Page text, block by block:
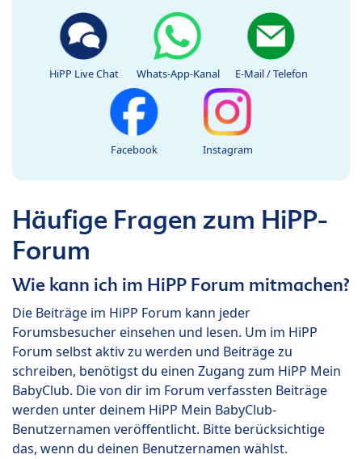
HiPP Live Chat Whats-App-Kanal E-Mail / Telefon
Facebook Instagram
Häufige Fragen zum HiPP-
Forum
Wie kann ich im HiPP Forum mitmachen?
Die Beiträge im HiPP Forum kann jeder
Forumsbesucher einsehen und lesen. Um im HiPP
Forum selbst aktiv zu werden und Beiträge zu
schreiben, benötigst du einen Zugang zum HiPP Mein
BabyClub. Die von dir im Forum verfassten Beiträge
werden unter deinem HiPP Mein BabyClub-
Benutzernamen veröffentlicht. Bitte berücksichtige
das, wenn du deinen Benutzernamen wählst.